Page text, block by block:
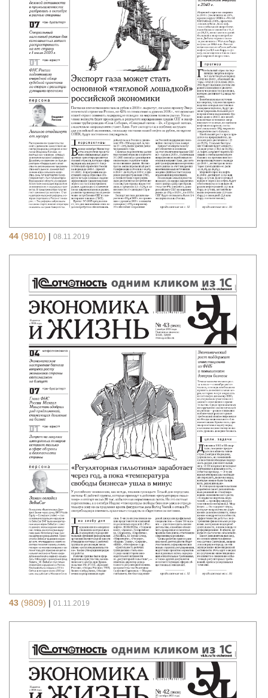
44 (9810) 08.11.2019
43 (9809) 01.11.2019